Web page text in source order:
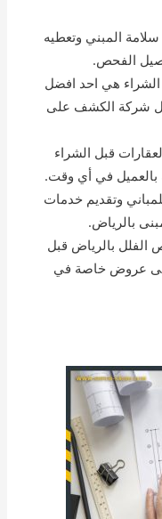
المبني وتعطيه
الفحص.
هي احد افضل
شركة الكشف على
قبل الشراء
بالعميل في أي وقت.
وتقديم خدمات
بالرياض.
بالرياض قبل
على عروض خاصة في